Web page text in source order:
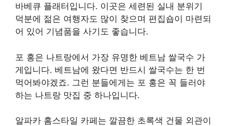
바베큐 플래터입니다. 이곳은 세련된 실내 분위기
덕분에 젊은 여행자도 많이 찾으며 편집숍이 마련되
어 있어 기념품을 사기도 좋습니다.
포 홍은 나트랑에서 가장 유명한 베트남 쌀국수 가
게입니다. 베트남에 왔다면 반드시 쌀국수는 한 번
먹어봐야겠죠. 그런 분들에게는 포 홍은 꼭 들러야
하는 나트랑 맛집 중 하나입니다.
알파카 홈스타일 카페는 깔끔한 초록색 건물 외관이